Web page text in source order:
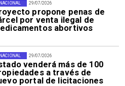
29/07/2026
propone penas de
por venta ilegal de
abortivos
NACIONAL
29/07/2026
venderá más de 100
a través de
portal de licitaciones
NACIONAL